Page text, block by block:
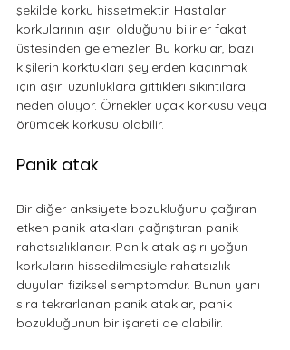
şekilde korku hissetmektir. Hastalar
korkularının aşırı olduğunu bilirler fakat
üstesinden gelemezler. Bu korkular, bazı
kişilerin korktukları şeylerden kaçınmak
için aşırı uzunluklara gittikleri sıkıntılara
neden oluyor. Örnekler uçak korkusu veya
örümcek korkusu olabilir.
Panik atak
Bir diğer anksiyete bozukluğunu çağıran
etken panik atakları çağrıştıran panik
rahatsızlıklarıdır. Panik atak aşırı yoğun
korkuların hissedilmesiyle rahatsızlık
duyulan fiziksel semptomdur. Bunun yanı
sıra tekrarlanan panik ataklar, panik
bozukluğunun bir işareti de olabilir.